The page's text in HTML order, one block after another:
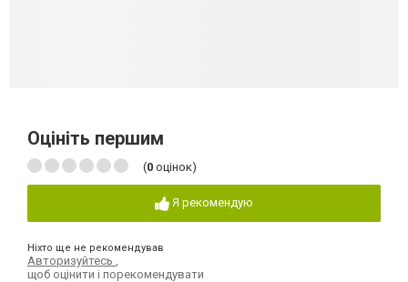
Оцініть першим
(0 оцінок)
Я рекомендую
Ніхто ще не рекомендував
Авторизуйтесь
щоб оцінити і порекомендувати